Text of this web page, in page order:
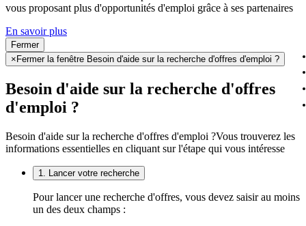
vous proposant plus d'opportunités d'emploi grâce à ses partenaires
En savoir plus
Fermer
× Fermer la fenêtre Besoin d'aide sur la recherche d'offres d'emploi ?
Besoin d'aide sur la recherche d'offres
d'emploi ?
Besoin d'aide sur la recherche d'offres d'emploi ?Vous trouverez les
informations essentielles en cliquant sur l'étape qui vous intéresse
1. Lancer votre recherche
Pour lancer une recherche d'offres, vous devez saisir au moins
un des deux champs :